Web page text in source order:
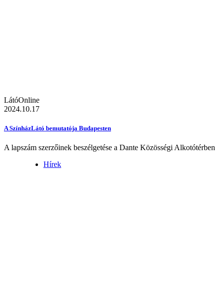
LátóOnline
2024.10.17
A SzínházLátó bemutatója Budapesten
A lapszám szerzőinek beszélgetése a Dante Közösségi Alkotótérben
Hírek